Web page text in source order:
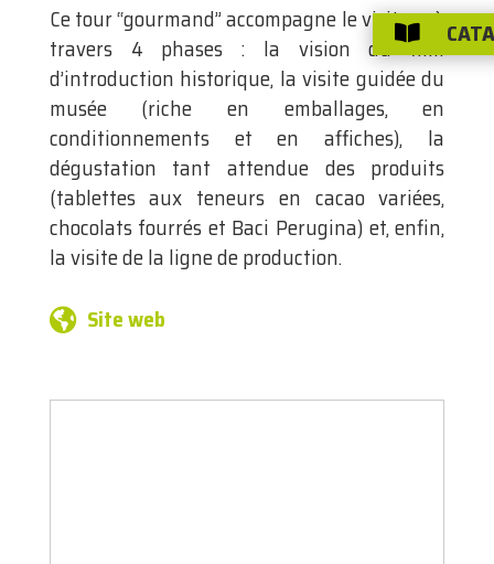
Ce tour “gourmand” accompagne le visiteur à
travers 4 phases : la vision du film
d’introduction historique, la visite guidée du
musée (riche en emballages, en
conditionnements et en affiches), la
dégustation tant attendue des produits
(tablettes aux teneurs en cacao variées,
chocolats fourrés et Baci Perugina) et, enfin,
la visite de la ligne de production.
Site web
